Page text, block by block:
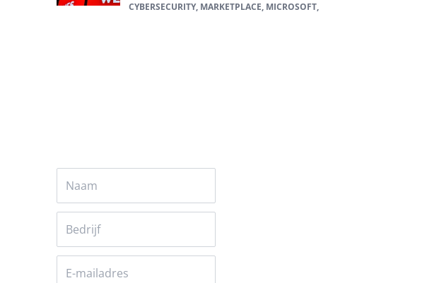
CYBERSECURITY, MARKETPLACE, MICROSOFT,